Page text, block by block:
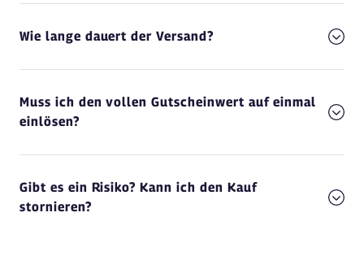
Wie lange dauert der Versand?
Muss ich den vollen Gutscheinwert auf einmal
einlösen?
Gibt es ein Risiko? Kann ich den Kauf
stornieren?